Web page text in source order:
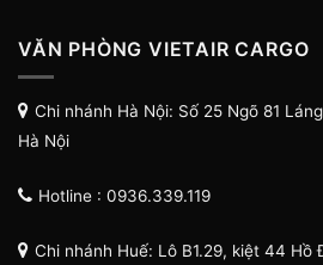
VĂN PHÒNG VIETAIR CARGO
Chi nhánh Hà Nội: Số 25 Ngõ 81
Hà Nội
Hotline : 0936.339.119
Chi nhánh Huế: Lô B1.29, kiệt 44 Hồ